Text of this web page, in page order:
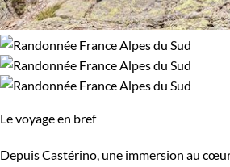
Le voyage en bref
Depuis Castérino, une immersion au